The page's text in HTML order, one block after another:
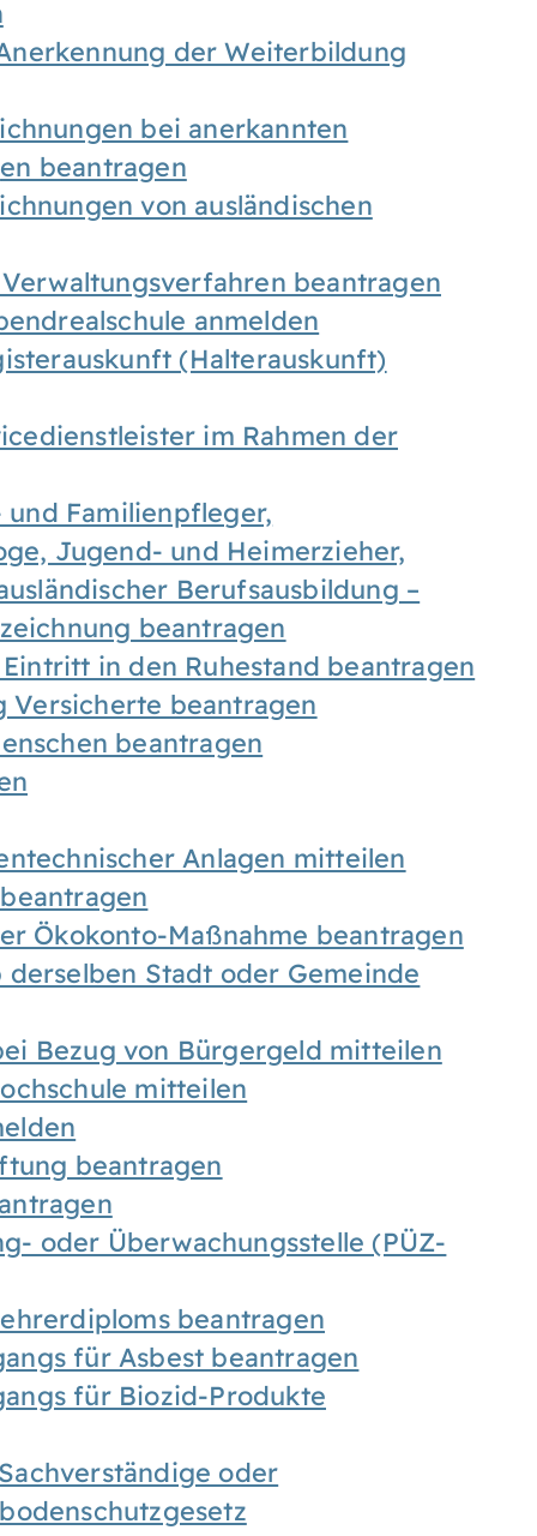
der Weiterbildung
bei anerkannten
beantragen
von ausländischen
beantragen
anmelden
(Halterauskunft)
im Rahmen der
Familienpfleger,
Jugend- und Heimerzieher,
Berufsausbildung –
beantragen
in den Ruhestand beantragen
Versicherte beantragen
beantragen
Anlagen mitteilen
Ökokonto-Maßnahme beantragen
Stadt oder Gemeinde
Bezug von Bürgergeld mitteilen
mitteilen
beantragen
oder Überwachungsstelle (PÜZ-
beantragen
für Asbest beantragen
für Biozid-Produkte
oder